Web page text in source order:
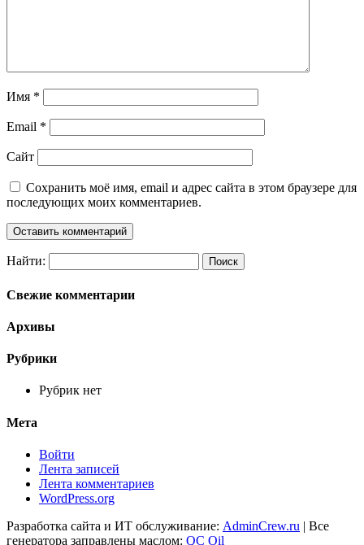
Имя *
Email *
Сайт
Сохранить моё имя, email и адрес сайта в этом браузере для
последующих моих комментариев.
Найти:
Свежие комментарии
Архивы
Рубрики
Рубрик нет
Мета
Войти
Лента записей
Лента комментариев
WordPress.org
Разработка сайта и ИТ обслуживание: AdminCrew.ru | Все
генератора заправлены маслом: QC Oil